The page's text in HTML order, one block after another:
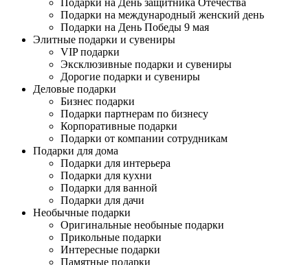
Подарки на День защитника Отечества
Подарки на международный женский день
Подарки на День Победы 9 мая
Элитные подарки и сувениры
VIP подарки
Эксклюзивные подарки и сувениры
Дорогие подарки и сувениры
Деловые подарки
Бизнес подарки
Подарки партнерам по бизнесу
Корпоративные подарки
Подарки от компании сотрудникам
Подарки для дома
Подарки для интерьера
Подарки для кухни
Подарки для ванной
Подарки для дачи
Необычные подарки
Оригинальные необыные подарки
Прикольные подарки
Интересные подарки
Памятные подарки